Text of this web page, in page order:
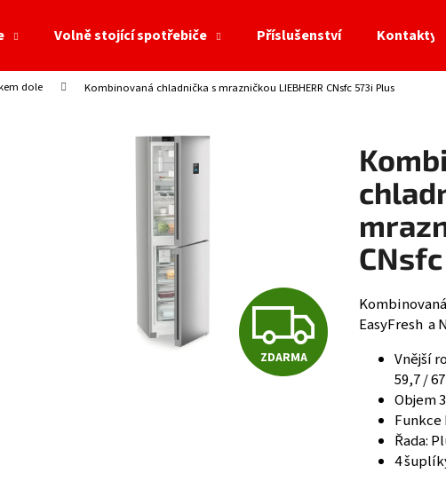
Volně stojící spotřebiče Příslušenství Kontakty
dole Kombinovaná chladnička s mrazničkou LIEBHERR CNsfc 573i Plus
EasyFresh a
Vnější
59,7 /
Objem
Řada:
4
Z
D
ZDARMA
Co potřebujete najít?
Doporučujeme